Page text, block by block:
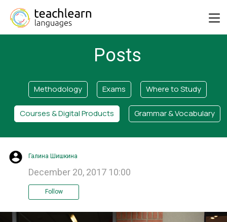
Posts
Methodology Exams Where to Study
Courses & Digital Products Grammar & Vocabulary
Галина Шишкина
December 20, 2017 10:00
Follow